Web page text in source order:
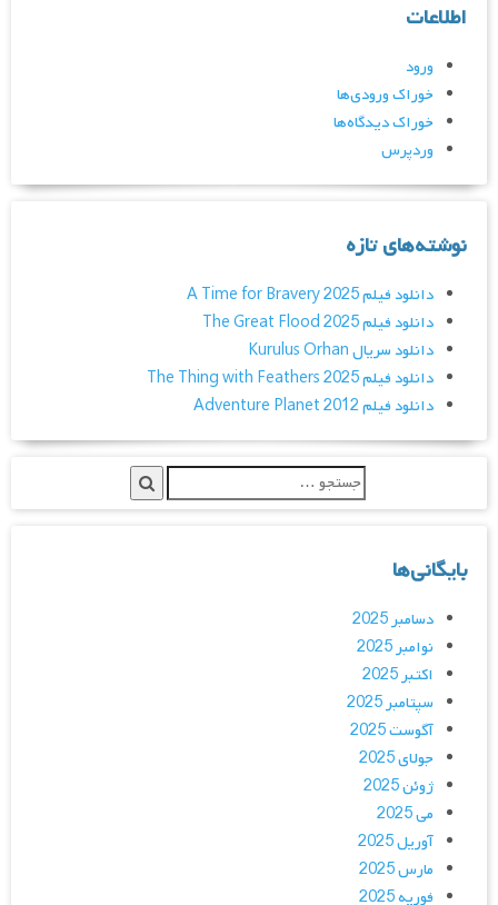
اطلاعات
ورود
خوراک ورودی‌ها
خوراک دیدگاه‌ها
وردپرس
نوشته‌های تازه
دانلود فیلم A Time for Bravery 2025
دانلود فیلم The Great Flood 2025
دانلود سریال Kurulus Orhan
دانلود فیلم The Thing with Feathers 2025
دانلود فیلم Adventure Planet 2012
بایگانی‌ها
دسامبر 2025
نوامبر 2025
اکتبر 2025
سپتامبر 2025
آگوست 2025
جولای 2025
ژوئن 2025
می 2025
آوریل 2025
مارس 2025
فوریه 2025